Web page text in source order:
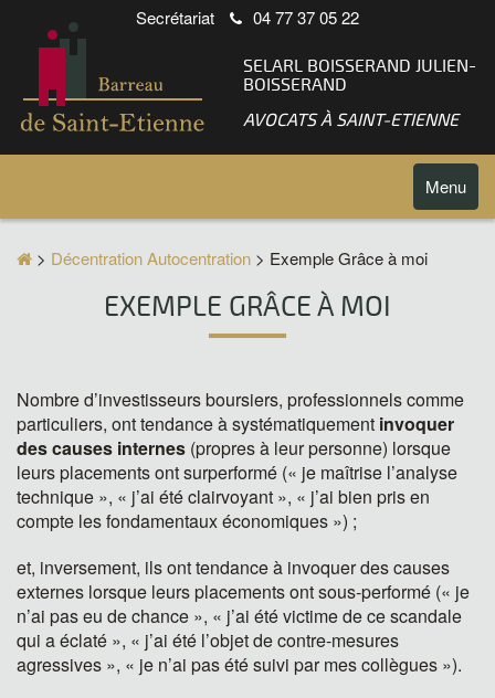
Secrétariat 04 77 37 05 22
SELARL BOISSERAND JULIEN-
BOISSERAND
AVOCATS À SAINT-ETIENNE
Toggle
Menu
> Décentration Autocentration > Exemple Grâce à moi
EXEMPLE GRÂCE À MOI
Nombre d’investisseurs boursiers, professionnels comme
particuliers, ont tendance à systématiquement invoquer
des causes internes (propres à leur personne) lorsque
leurs placements ont surperformé (« je maîtrise l’analyse
technique », « j’ai été clairvoyant », « j’ai bien pris en
compte les fondamentaux économiques ») ;
et, inversement, ils ont tendance à invoquer des causes
externes lorsque leurs placements ont sous-performé (« je
n’ai pas eu de chance », « j’ai été victime de ce scandale
qui a éclaté », « j’ai été l’objet de contre-mesures
agressives », « je n’ai pas été suivi par mes collègues »).